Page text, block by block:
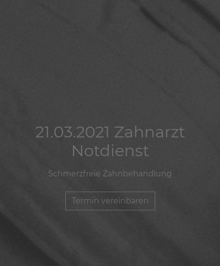
21.03.2021 Zahnarzt
Notdienst
Schmerzfreie Zahnbehandlung
Termin vereinbaren
21.03.2021 Zahnarzt
Notdienst
Schmerzfreie Zahnbehandlung
Termin vereinbaren
21.03.2021 Zahnarzt
Notdienst
Schmerzfreie Zahnbehandlung
Termin vereinbaren